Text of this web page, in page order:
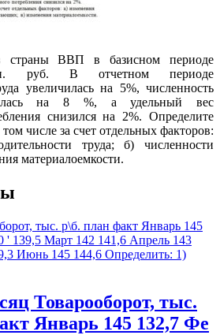
ВВП в базисном периоде
руб. В отчетном периоде
увеличилась на 5%, численность
на 8 %, а удельный вес
снизился на 2%. Определите
числе за счет отдельных факторов:
труда; б) численности
материалоемкости.
Товарооборот, тыс.
Январь 145 132,7 Фе